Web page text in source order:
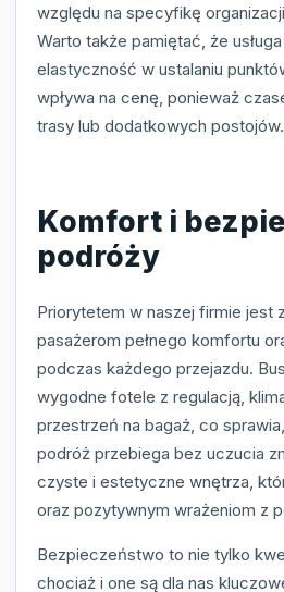
względu na specyfikę
Warto także pamiętać, że
elastyczność w ustalaniu
wpływa na cenę, ponieważ
trasy lub dodatkowych postojów.
Komfort i
podróży
Priorytetem w naszej firmie jest
pasażerom pełnego komfortu
podczas każdego przejazdu.
wygodne fotele z regulacją,
przestrzeń na bagaż, co
podróż przebiega bez uczucia
czyste i estetyczne wnętrza,
oraz pozytywnym wrażeniom z
Bezpieczeństwo to nie tylko
chociaż i one są dla nas